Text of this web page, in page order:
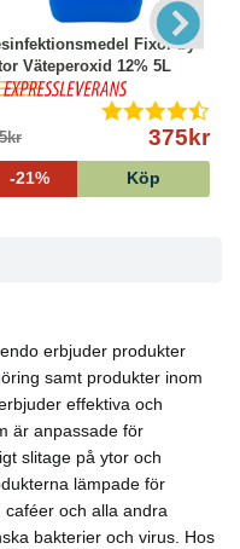
från värme, gnistor
plastförpackning
som farligt avfall
Fixor by
Väteperoxid 12% 5L
375kr
-21% Köp
erbjuder produkter
samt produkter inom
effektiva och
är anpassade för
slitage på ytor och
lämpade för
och alla andra
bakterier och virus. Hos